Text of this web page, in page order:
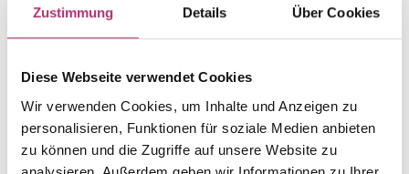
Zustimmung Details Über Cookies
Diese Webseite verwendet Cookies
Wir verwenden Cookies, um Inhalte und Anzeigen zu
personalisieren, Funktionen für soziale Medien anbieten
zu können und die Zugriffe auf unsere Website zu
Ring
Gold
Weight
Serial number
9010595647079
-
Metal Fineness
Metal Color